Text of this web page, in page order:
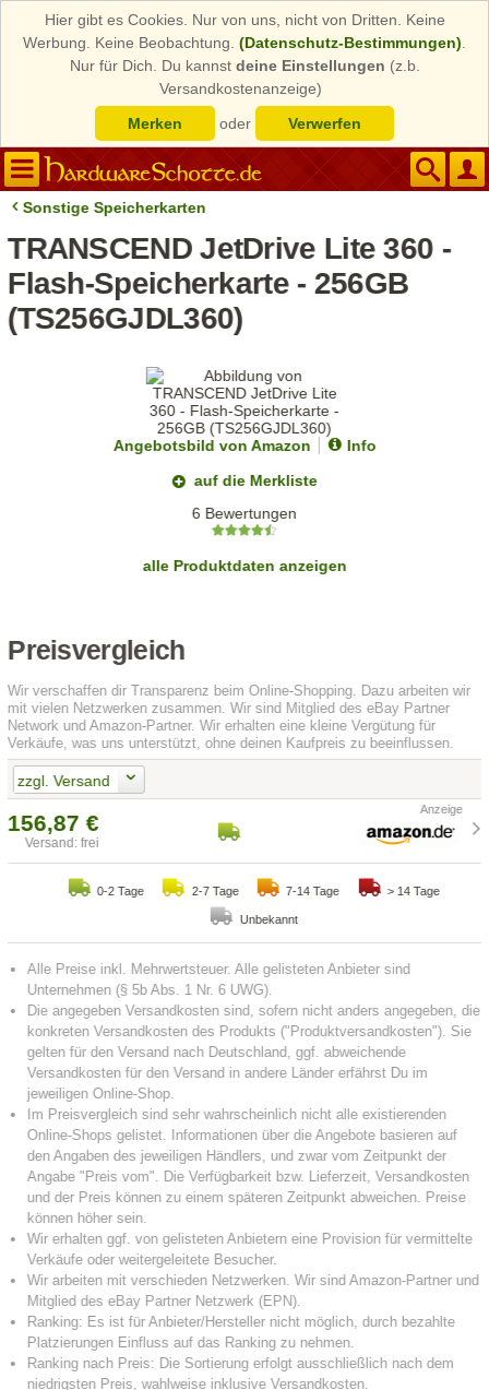
Hier gibt es Cookies. Nur von uns, nicht von Dritten. Keine
Werbung. Keine Beobachtung. (Datenschutz-Bestimmungen)
Nur für Dich. Du kannst deine Einstellungen (z.b.
Versandkostenanzeige)
Merken
oder Verwerfen
Sonstige Speicherkarten
TRANSCEND JetDrive Lite 360 -
Flash-Speicherkarte - 256GB
(TS256GJDL360)
Angebotsbild von Amazon
Info
auf die Merkliste
6 Bewertungen
alle Produktdaten anzeigen
Preisvergleich
Wir verschaffen dir Transparenz beim Online-Shopping. Dazu arbeiten wir
mit vielen Netzwerken zusammen. Wir sind Mitglied des eBay Partner
Network und Amazon-Partner. Wir erhalten eine kleine Vergütung für
Verkäufe, was uns unterstützt, ohne deinen Kaufpreis zu beeinflussen.
zzgl. Versand
156,87 €
Versand: frei
0-2 Tage 2-7 Tage 7-14 Tage > 14 Tage
Unbekannt